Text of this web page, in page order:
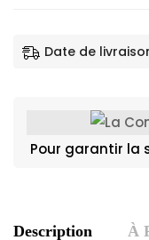
Date de
Pour garantir la
Description À